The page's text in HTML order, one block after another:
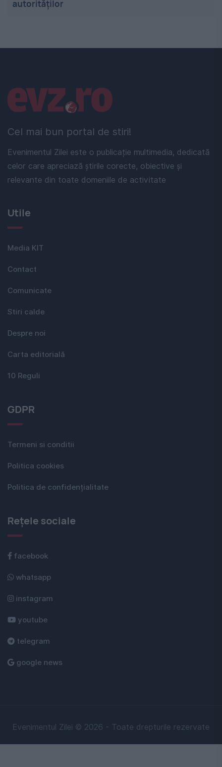
autorităților
Cel mai bun portal de stiri!
Evenimentul Zilei este o publicație multimedia, dedicată
celor care apreciază știrile corecte, obiective și
relevante din toate domeniile de activitate
Linkuri utile
Utile
Media KIT
Contact
Comunicate
Stiri calde
Despre noi
Carta editorială
10 Reguli
GDPR
Termeni si conditii
Politica cookies
Politica de confidențialitate
Rețele sociale
facebook
whatsapp
instagram
youtube
telegram
google news
Evenimentul Zilei © 2026 - Toate drepturile rezervate